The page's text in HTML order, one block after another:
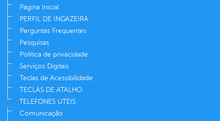
Página Inicial
PERFIL DE INGAZEIRA
Perguntas Frequentes
Pesquisas
Política de privacidade
Serviços Digitais
Teclas de Acessibilidade
TECLAS DE ATALHO
TELEFONES ÚTEIS
Comunicação